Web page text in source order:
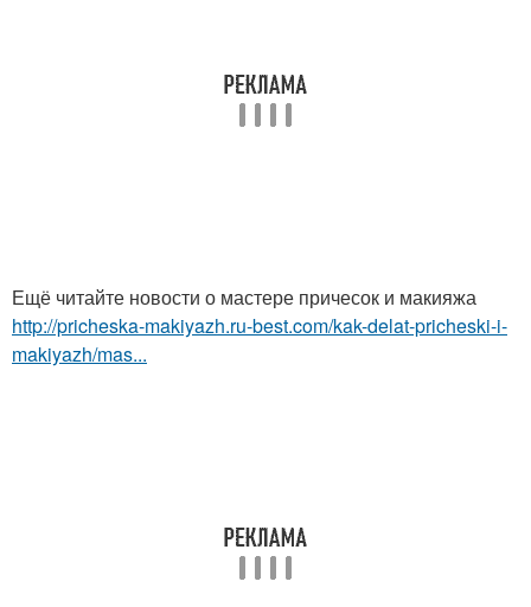
Ещё читайте новости о мастере причесок и макияжа
http://pricheska-makiyazh.ru-best.com/kak-delat-pricheski-i-
makiyazh/mas...